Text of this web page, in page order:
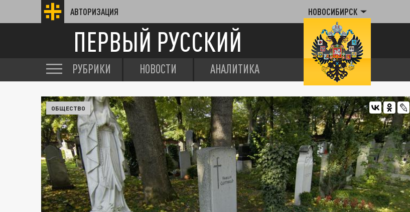
АВТОРИЗАЦИЯ НОВОСИБИРСК
ПЕРВЫЙ РУССКИЙ
РУБРИКИ НОВОСТИ АНАЛИТИКА
ОБЩЕСТВО